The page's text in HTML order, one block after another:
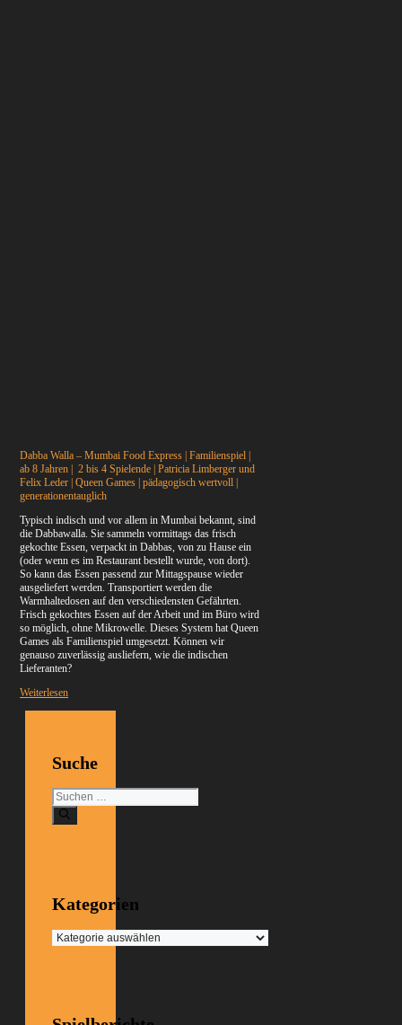
Dabba Walla – Mumbai Food Express | Familienspiel |
ab 8 Jahren | 2 bis 4 Spielende | Patricia Limberger und
Felix Leder | Queen Games | pädagogisch wertvoll |
generationentauglich
Typisch indisch und vor allem in Mumbai bekannt, sind
die Dabbawalla. Sie sammeln vormittags das frisch
gekochte Essen, verpackt in Dabbas, von zu Hause ein
(oder wenn es im Restaurant bestellt wurde, von dort).
So kann das Essen passend zur Mittagspause wieder
ausgeliefert werden. Transportiert werden die
Warmhaltedosen auf den verschiedensten Gefährten.
Frisch gekochtes Essen auf der Arbeit und im Büro wird
so möglich, ohne Mikrowelle. Dieses System hat Queen
Games als Familienspiel umgesetzt. Können wir
genauso zuverlässig ausliefern, wie die indischen
Lieferanten?
Weiterlesen
Suche
Suchen
nach:
Kategorien
Kategorien